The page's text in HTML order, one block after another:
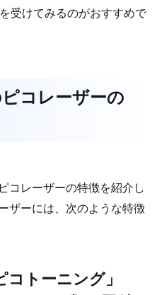
受けてみるのがおすすめで
コレーザーの
コレーザーの特徴を紹介し
ザーには、次のような特徴
トーニング」